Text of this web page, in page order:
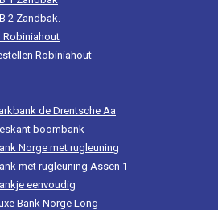
2 Zandbak.
Robiniahout
Robiniahout
de Drentsche Aa
boombank
Norge met rugleuning
met rugleuning Assen 1
eenvoudig
Bank Norge Long